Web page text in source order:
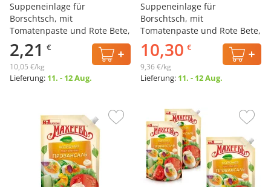
Suppeneinlage für
Borschtsch, mit
Tomatenpaste und Rote Bete,
Torchin, 220 g
2,21 €
10,05 €/kg
Lieferung: 11. - 12 Aug.
Suppeneinlage für
Borschtsch, mit
Tomatenpaste und Rote Bete,
Torchin, 5 х 220 g
10,30 €
9,36 €/kg
Lieferung: 11. - 12 Aug.